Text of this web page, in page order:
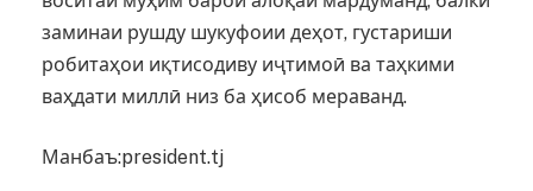
заминаи рушду шукуфоии деҳот, густариши
робитаҳои иқтисодиву иҷтимоӣ ва таҳкими
ваҳдати миллӣ низ ба ҳисоб мераванд.
Манбаъ:president.tj